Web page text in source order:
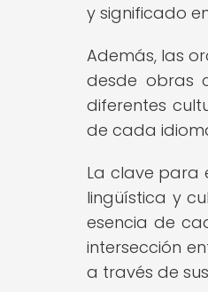
y significado
Además, las
desde obras
diferentes
de cada
La clave para
lingüística y
esencia de
intersección
a través de